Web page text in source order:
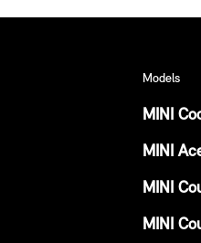
Models
MINI
MINI
MINI
MINI